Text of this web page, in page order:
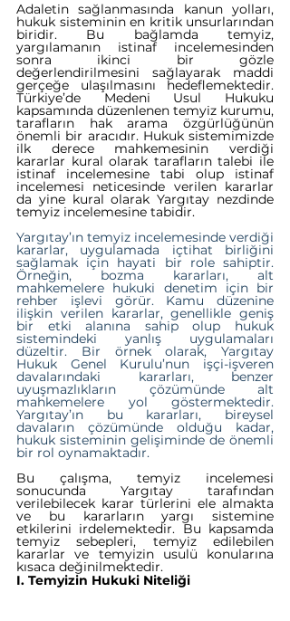
Adaletin sağlanmasında kanun yolları,
hukuk sisteminin en kritik unsurlarından
biridir. Bu bağlamda temyiz,
yargılamanın istinaf incelemesinden
sonra ikinci bir gözle
değerlendirilmesini sağlayarak maddi
gerçeğe ulaşılmasını hedeflemektedir.
Türkiye’de Medeni Usul Hukuku
kapsamında düzenlenen temyiz kurumu,
tarafların hak arama özgürlüğünün
önemli bir aracıdır. Hukuk sistemimizde
ilk derece mahkemesinin verdiği
kararlar kural olarak tarafların talebi ile
istinaf incelemesine tabi olup istinaf
incelemesi neticesinde verilen kararlar
da yine kural olarak Yargıtay nezdinde
temyiz incelemesine tabidir.
Yargıtay’ın temyiz incelemesinde verdiği
kararlar, uygulamada içtihat birliğini
sağlamak için hayati bir role sahiptir.
Örneğin, bozma kararları, alt
mahkemelere hukuki denetim için bir
rehber işlevi görür. Kamu düzenine
ilişkin verilen kararlar, genellikle geniş
bir etki alanına sahip olup hukuk
sistemindeki yanlış uygulamaları
düzeltir. Bir örnek olarak, Yargıtay
Hukuk Genel Kurulu’nun işçi-işveren
davalarındaki kararları, benzer
uyuşmazlıkların çözümünde alt
mahkemelere yol göstermektedir.
Yargıtay’ın bu kararları, bireysel
davaların çözümünde olduğu kadar,
hukuk sisteminin gelişiminde de önemli
bir rol oynamaktadır.
Bu çalışma, temyiz incelemesi
sonucunda Yargıtay tarafından
verilebilecek karar türlerini ele almakta
ve bu kararların yargı sistemine
etkilerini irdelemektedir. Bu kapsamda
temyiz sebepleri, temyiz edilebilen
kararlar ve temyizin usulü konularına
kısaca değinilmektedir.
I. Temyizin Hukuki Niteliği